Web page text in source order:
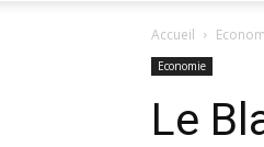
Accueil
Economie
Le